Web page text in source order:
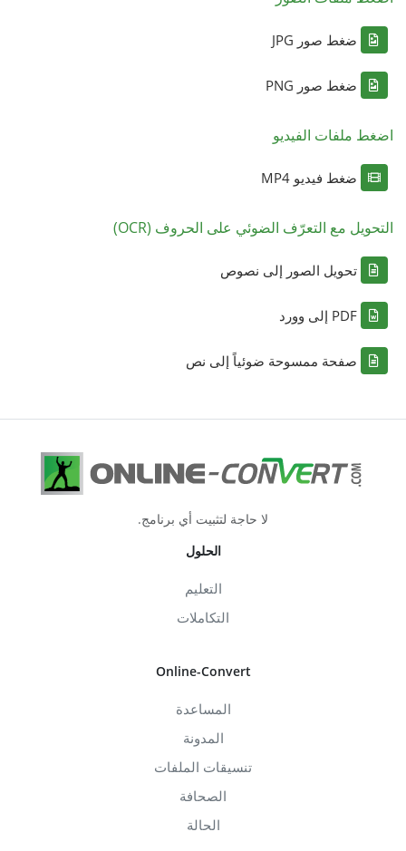
ضغط صور JPG
ضغط صور PNG
اضغط ملفات الفيديو
ضغط فيديو MP4
التحويل مع التعرّف الضوئي على الحروف (OCR)
تحويل الصور إلى نصوص
PDF إلى وورد
صفحة ممسوحة ضوئياً إلى نص
لا حاجة لتثبيت أي برنامج.
الحلول
التعليم
التكاملات
Online-Convert
المساعدة
المدونة
تنسيقات الملفات
الصحافة
الحالة